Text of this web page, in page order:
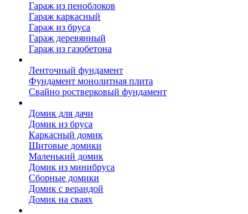
Гараж из пеноблоков
Гараж каркасный
Гараж из бруса
Гараж деревянный
Гараж из газобетона
Ленточный фундамент
Фундамент монолитная плита
Свайно ростверковый фундамент
Домик для дачи
Домик из бруса
Каркасный домик
Щитовые домики
Маленький домик
Домик из минибруса
Сборные домики
Домик с верандой
Домик на сваях